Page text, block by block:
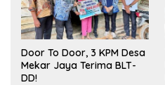
Door To Door, 3 KPM Desa
Mekar Jaya Terima BLT-
DD!